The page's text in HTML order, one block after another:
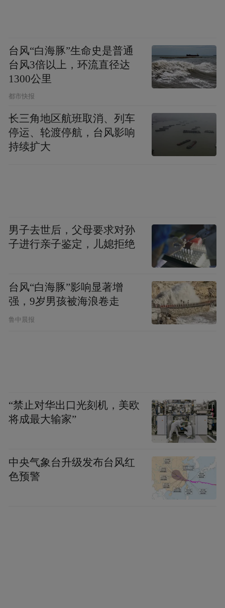
台风“白海豚”生命史是普通
台风3倍以上，环流直径达
1300公里
都市快报
长三角地区航班取消、列车
停运、轮渡停航，台风影响
持续扩大
男子去世后，父母要求对孙
子进行亲子鉴定，儿媳拒绝
台风“白海豚”影响显著增
强，9岁男孩被海浪卷走
鲁中晨报
“禁止对华出口光刻机，美欧
将成最大输家”
中央气象台升级发布台风红
色预警